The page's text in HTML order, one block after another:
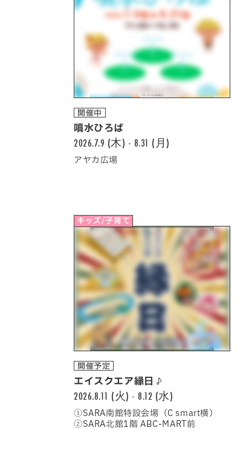
開催中
噴水ひろば
2026.7.9 (木) - 8.31 (月)
アヤカ広場
キッズ/子育て
開催予定
エイスクエア縁日♪
2026.8.11 (火) - 8.12 (水)
①SARA南館特設会場（C smart横）
②SARA北館1階 ABC-MART前